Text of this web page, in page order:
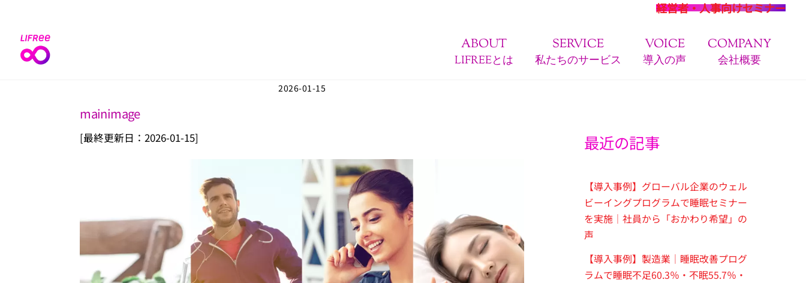
content
経営者・人事向けセミナー
ABOUT
LIFREEとは
SERVICE
私たちのサービス
VOICE
導入の声
COMPANY
会社概要
2026-01-15
mainimage
[最終更新日：2026-01-15] 最近の記事
【導入事例】グローバル企業のウェル
ビーイングプログラムで睡眠セミナー
を実施｜社員から「おかわり希望」の
声
【導入事例】製造業｜睡眠改善プログ
ラムで睡眠不足60.3％・不眠55.7％・